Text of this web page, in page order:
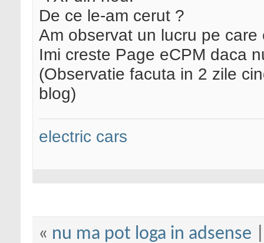
De ce le-am cerut ?
Am observat un lucru pe care
Imi creste Page eCPM daca
(Observatie facuta in 2 zile
blog)
electric cars
« nu ma pot loga in adsense